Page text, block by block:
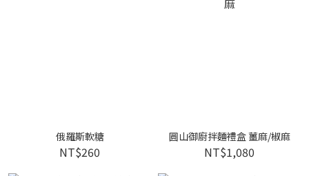
俄羅斯軟糖
NT$260
圓山御廚拌麵禮盒 薑麻/椒麻
NT$1,080